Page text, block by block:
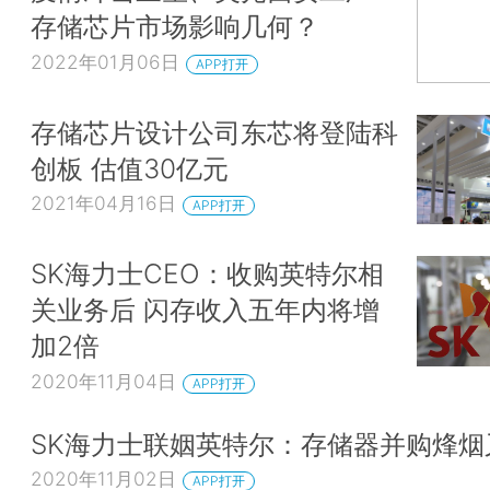
存储芯片市场影响几何？
2022年01月06日 APP打开
存储芯片设计公司东芯将登陆科
创板 估值30亿元
2021年04月16日 APP打开
SK海力士CEO：收购英特尔相
关业务后 闪存收入五年内将增
加2倍
2020年11月04日 APP打开
SK海力士联姻英特尔：存储器并购烽
2020年11月02日 APP打开